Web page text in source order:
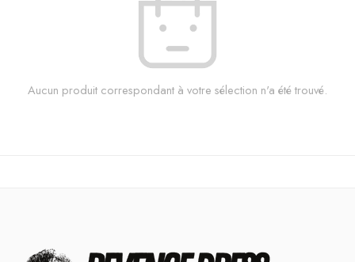
Aucun produit correspondant à votre sélection n'a été trouvé.